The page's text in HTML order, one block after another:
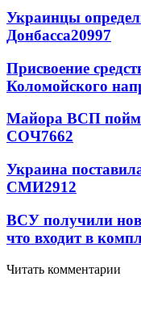
Украинцы
Донбасса20997
Присвоение
Коломойского
Майора ВСП
СОЧ7662
Украина
СМИ2912
ВСУ получили
что входит в
Читать комментарии